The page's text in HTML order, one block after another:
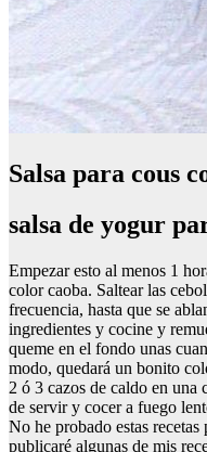
Salsa para cous
salsa de yogur
Empezar esto al menos 1
color caoba. Saltear las
frecuencia, hasta que se
ingredientes y cocine y
queme en el fondo unas
modo, quedará un bonito
2 ó 3 cazos de caldo en una
de servir y cocer a fuego
No he probado estas
publicaré algunas de mis